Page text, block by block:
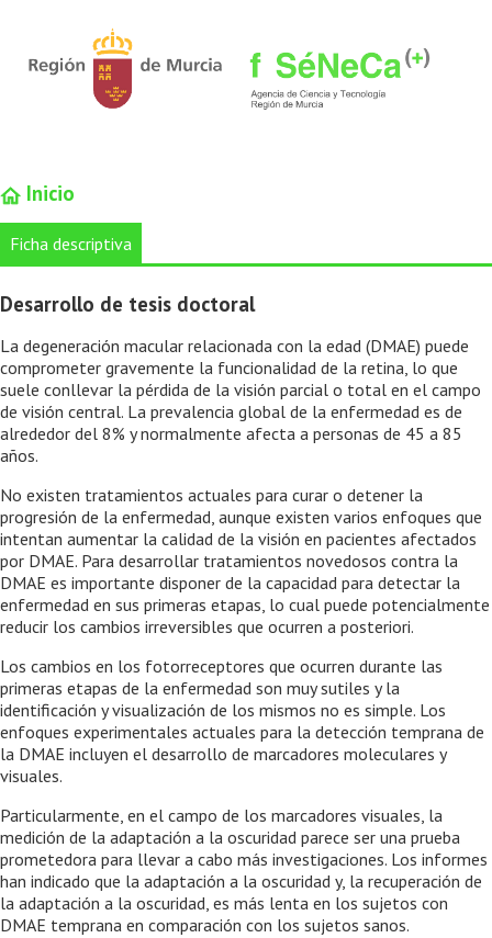
Inicio
Ficha descriptiva
Desarrollo de tesis doctoral
La degeneración macular relacionada con la edad (DMAE) puede
comprometer gravemente la funcionalidad de la retina, lo que
suele conllevar la pérdida de la visión parcial o total en el campo
de visión central. La prevalencia global de la enfermedad es de
alrededor del 8% y normalmente afecta a personas de 45 a 85
años.
No existen tratamientos actuales para curar o detener la
progresión de la enfermedad, aunque existen varios enfoques que
intentan aumentar la calidad de la visión en pacientes afectados
por DMAE. Para desarrollar tratamientos novedosos contra la
DMAE es importante disponer de la capacidad para detectar la
enfermedad en sus primeras etapas, lo cual puede potencialmente
reducir los cambios irreversibles que ocurren a posteriori.
Los cambios en los fotorreceptores que ocurren durante las
primeras etapas de la enfermedad son muy sutiles y la
identificación y visualización de los mismos no es simple. Los
enfoques experimentales actuales para la detección temprana de
la DMAE incluyen el desarrollo de marcadores moleculares y
visuales.
Particularmente, en el campo de los marcadores visuales, la
medición de la adaptación a la oscuridad parece ser una prueba
prometedora para llevar a cabo más investigaciones. Los informes
han indicado que la adaptación a la oscuridad y, la recuperación de
la adaptación a la oscuridad, es más lenta en los sujetos con
DMAE temprana en comparación con los sujetos sanos.